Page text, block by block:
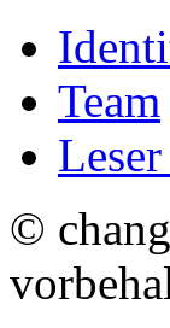
Team
©